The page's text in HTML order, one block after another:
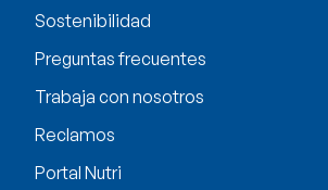
Sostenibilidad
Preguntas frecuentes
Trabaja con nosotros
Reclamos
Portal Nutri